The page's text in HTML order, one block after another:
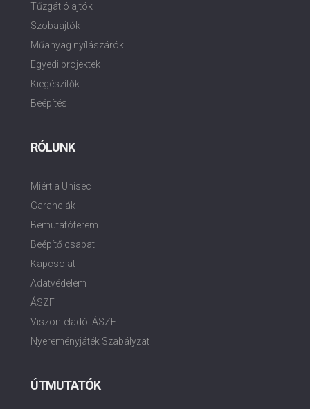
Tűzgátló ajtók
Szobaajtók
Műanyag nyílászárók
Egyedi projektek
Kiegészítők
Beépítés
RÓLUNK
Miért a Unisec
Garanciák
Bemutatóterem
Beépítő csapat
Kapcsolat
Adatvédelem
ÁSZF
Viszonteladói ÁSZF
Nyereményjáték Szabályzat
ÚTMUTATÓK